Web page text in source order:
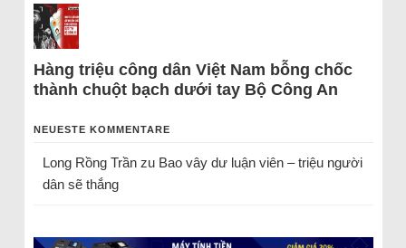
Hàng triệu công dân Việt Nam bỗng chốc
thành chuột bạch dưới tay Bộ Công An
NEUESTE KOMMENTARE
Long Rồng Trầnzu Bao vây dư luận viên – triệu người
dân sẽ thắng